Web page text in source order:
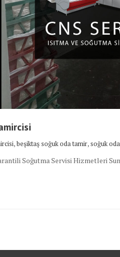
,beşiktaş soğuk oda tamir,soğuk
Soğutma Servisi Hizmetleri